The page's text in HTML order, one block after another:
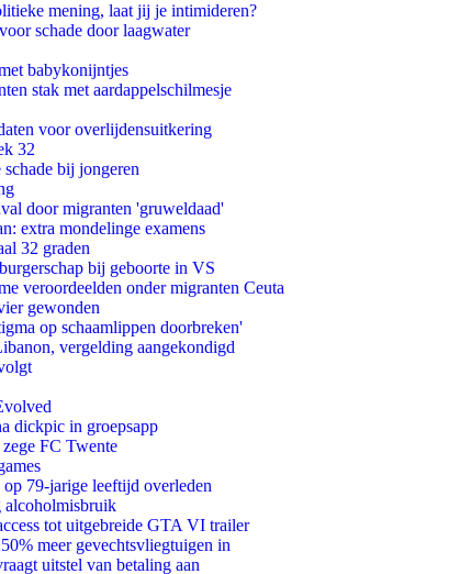
mening, laat jij je intimideren?
schade door laagwater
babykonijntjes
stak met aardappelschilmesje
voor overlijdensuitkering
32
bij jongeren
door migranten 'gruweldaad'
extra mondelinge examens
32 graden
bij geboorte in VS
veroordeelden onder migranten Ceuta
gewonden
op schaamlippen doorbreken'
vergelding aangekondigd
dickpic in groepsapp
FC Twente
79-jarige leeftijd overleden
alcoholmisbruik
tot uitgebreide GTA VI trailer
meer gevechtsvliegtuigen in
uitstel van betaling aan